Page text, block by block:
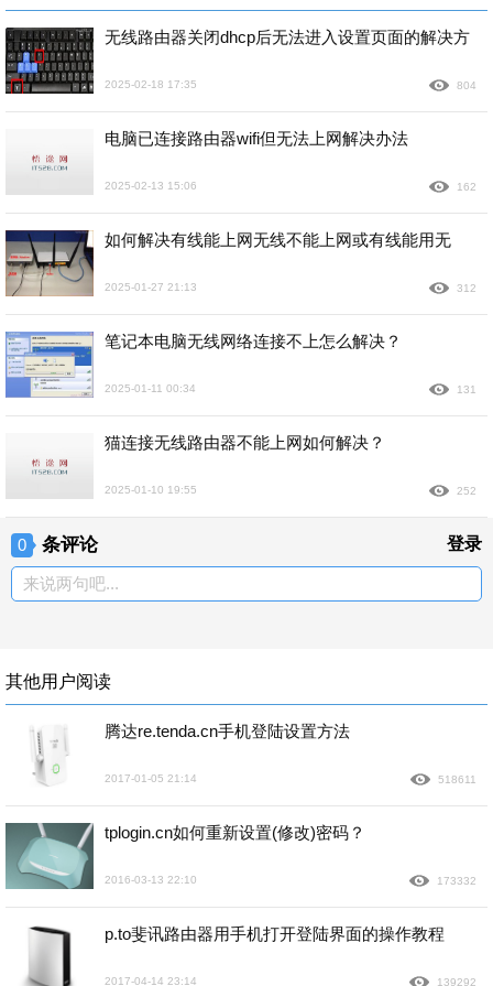
无线路由器关闭dhcp后无法进入设置页面的解决方
2025-02-18 17:35 804
电脑已连接路由器wifi但无法上网解决办法
2025-02-13 15:06 162
如何解决有线能上网无线不能上网或有线能用无
2025-01-27 21:13 312
笔记本电脑无线网络连接不上怎么解决？
2025-01-11 00:34 131
猫连接无线路由器不能上网如何解决？
2025-01-10 19:55 252
0 条评论 登录
来说两句吧...
其他用户阅读
腾达re.tenda.cn手机登陆设置方法
2017-01-05 21:14 518611
tplogin.cn如何重新设置(修改)密码？
2016-03-13 22:10 173332
p.to斐讯路由器用手机打开登陆界面的操作教程
2017-04-14 23:14 139292